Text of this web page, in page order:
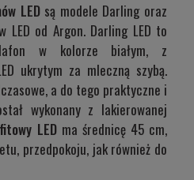
LEDsą modele Darling oraz
LED od Argon. Darling LED to
w kolorze białym, z
ukrytym za mleczną szybą.
a do tego praktyczne i
wykonany z lakierowanej
LED ma średnicę 45 cm,
przedpokoju, jak również do